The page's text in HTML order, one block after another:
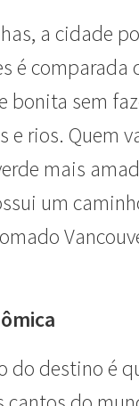
a cidade
é comparada
bonita sem
e rios. Quem
mais
um
destino é